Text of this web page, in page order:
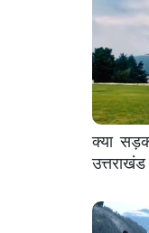
क्या